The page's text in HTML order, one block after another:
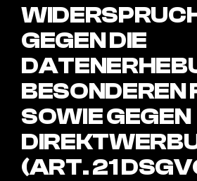
GEGEN DIE
BESONDEREN
SOWIE GEGEN
(ART. 21